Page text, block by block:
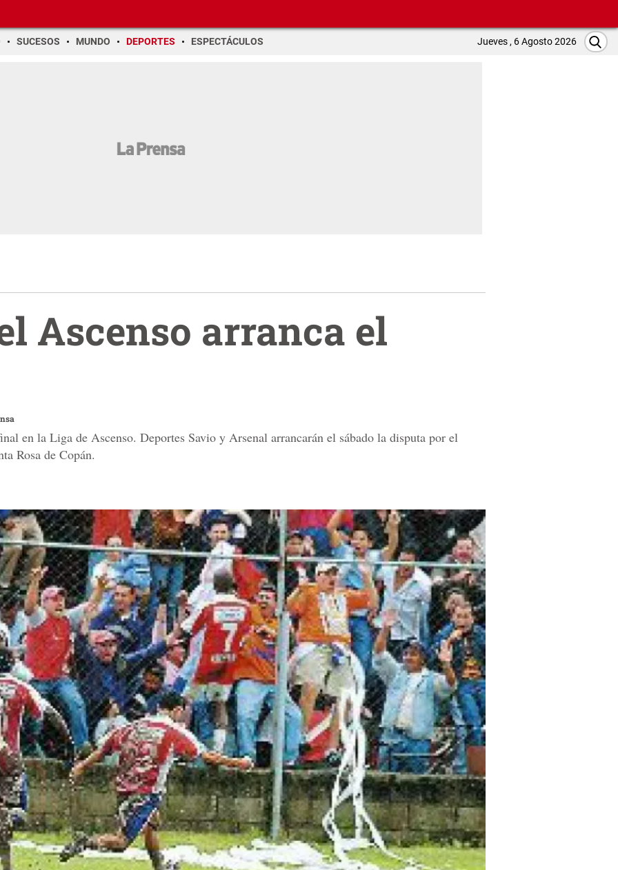
SUCESOS MUNDO DEPORTES ESPECTÁCULOS Jueves , 6 Agosto 2026
Ascenso arranca el
en la Liga de Ascenso. Deportes Savio y Arsenal arrancarán el sábado la disputa por el
Rosa de Copán.